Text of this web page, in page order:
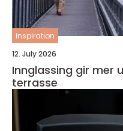
inspiration
12. July 2026
Innglassing gir mer
terrasse